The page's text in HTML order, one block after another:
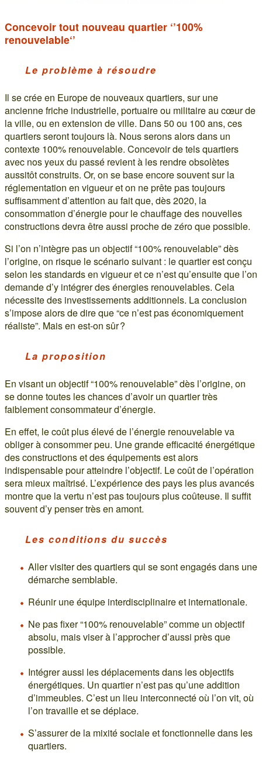
Concevoir tout nouveau quartier ‘’100%
renouvelable‘’
Le problème à résoudre
Il se crée en Europe de nouveaux quartiers, sur une
ancienne friche industrielle, portuaire ou militaire au cœur de
la ville, ou en extension de ville. Dans 50 ou 100 ans, ces
quartiers seront toujours là. Nous serons alors dans un
contexte 100% renouvelable. Concevoir de tels quartiers
avec nos yeux du passé revient à les rendre obsolètes
aussitôt construits. Or, on se base encore souvent sur la
réglementation en vigueur et on ne prête pas toujours
suffisamment d’attention au fait que, dès 2020, la
consommation d’énergie pour le chauffage des nouvelles
constructions devra être aussi proche de zéro que possible.
Si l’on n’intègre pas un objectif “100% renouvelable” dès
l’origine, on risque le scénario suivant : le quartier est conçu
selon les standards en vigueur et ce n’est qu’ensuite que l’on
demande d’y intégrer des énergies renouvelables. Cela
nécessite des investissements additionnels. La conclusion
s’impose alors de dire que “ce n’est pas économiquement
réaliste”. Mais en est-on sûr ?
La proposition
En visant un objectif “100% renouvelable” dès l’origine, on
se donne toutes les chances d’avoir un quartier très
faiblement consommateur d’énergie.
En effet, le coût plus élevé de l’énergie renouvelable va
obliger à consommer peu. Une grande efficacité énergétique
des constructions et des équipements est alors
indispensable pour atteindre l’objectif. Le coût de l’opération
sera mieux maîtrisé. L’expérience des pays les plus avancés
montre que la vertu n’est pas toujours plus coûteuse. Il suffit
souvent d’y penser très en amont.
Les conditions du succès
Aller visiter des quartiers qui se sont engagés dans une
démarche semblable.
Réunir une équipe interdisciplinaire et internationale.
Ne pas fixer “100% renouvelable” comme un objectif
absolu, mais viser à l’approcher d’aussi près que
possible.
Intégrer aussi les déplacements dans les objectifs
énergétiques. Un quartier n’est pas qu’une addition
d’immeubles. C’est un lieu interconnecté où l’on vit, où
l’on travaille et se déplace.
S’assurer de la mixité sociale et fonctionnelle dans les
quartiers.